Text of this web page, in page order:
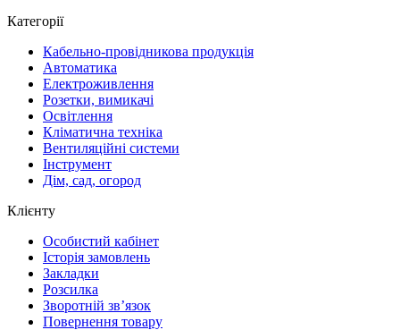
Категорії
Кабельно-провідникова продукція
Автоматика
Електроживлення
Розетки, вимикачі
Освітлення
Кліматична техніка
Вентиляційні системи
Інструмент
Дім, сад, огород
Клієнту
Особистий кабінет
Історія замовлень
Закладки
Розсилка
Зворотній зв’язок
Повернення товару